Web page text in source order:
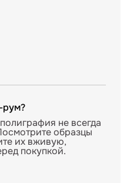
рум?
не всегда
образцы
их вживую,
покупкой.